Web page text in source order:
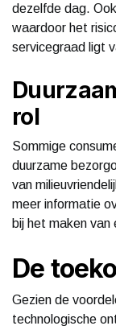
dezelfde dag.
waardoor het
servicegraad ligt
rol
Sommige
duurzame
van
meer informatie
bij het maken
De
Gezien de
technologische